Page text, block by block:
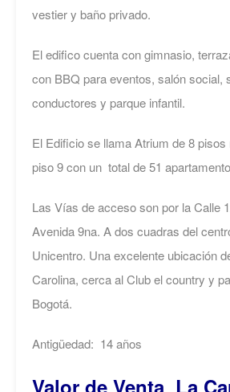
vestier y baño privado.
El edifico cuenta con gimnasio,
con BBQ para eventos, salón social,
conductores y parque infantil.
El Edificio se llama Atrium de 8
piso 9 con un total de 51
Las Vías de acceso son por la Calle
Avenida 9na. A dos cuadras del
Unicentro. Una excelente ubicación
Carolina, cerca al Club el country y
Bogotá.
Antigüedad: 14 años
Valor de Venta La